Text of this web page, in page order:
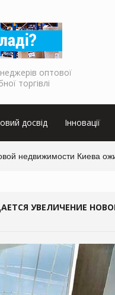
оптової
торгівлі
досвід Інновації
недвижимости Киева
УВЕЛИЧЕНИЕ